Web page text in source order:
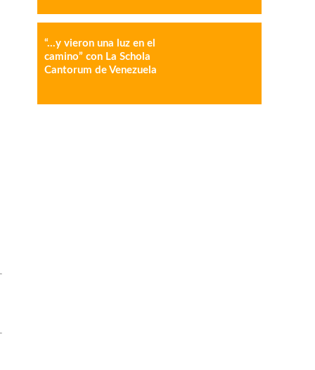
“…y vieron una luz en el
camino” con La Schola
Cantorum de Venezuela